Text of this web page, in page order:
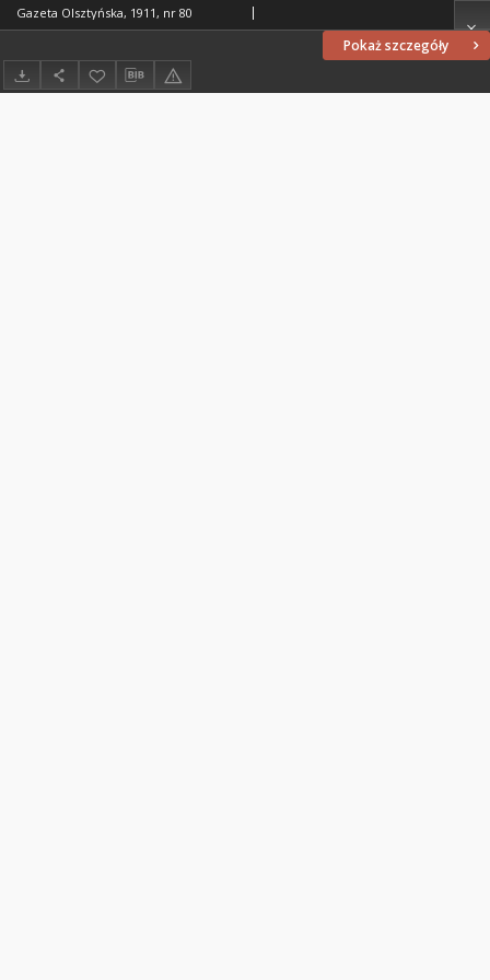
Pokaż szczegóły
Gazeta Olsztyńska, 1911, nr 80